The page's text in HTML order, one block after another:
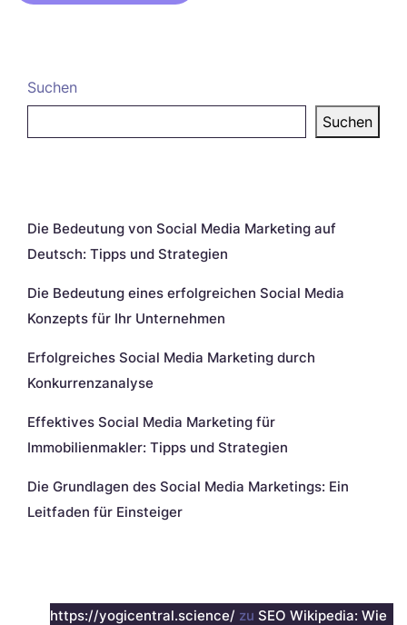
Suchen
Suchen
Die Bedeutung von Social Media Marketing auf
Deutsch: Tipps und Strategien
Die Bedeutung eines erfolgreichen Social Media
Konzepts für Ihr Unternehmen
Erfolgreiches Social Media Marketing durch
Konkurrenzanalyse
Effektives Social Media Marketing für
Immobilienmakler: Tipps und Strategien
Die Grundlagen des Social Media Marketings: Ein
Leitfaden für Einsteiger
https://yogicentral.science/ zu SEO Wikipedia: Wie